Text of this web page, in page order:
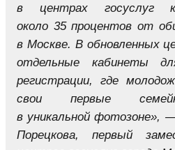
в центрах госуслуг
около 35 процентов от
в Москве. В обновленных
отдельные кабинеты
регистрации, где
свои первые
в уникальной фотозоне»,
Порецкова, первый